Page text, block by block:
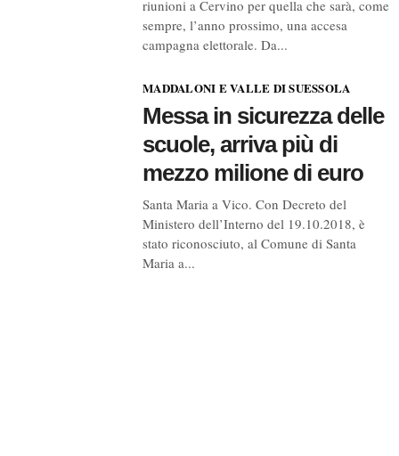
riunioni a Cervino per quella che sarà, come
sempre, l’anno prossimo, una accesa
campagna elettorale. Da...
MADDALONI E VALLE DI SUESSOLA
Messa in sicurezza delle
scuole, arriva più di
mezzo milione di euro
Santa Maria a Vico. Con Decreto del
Ministero dell’Interno del 19.10.2018, è
stato riconosciuto, al Comune di Santa
Maria a...